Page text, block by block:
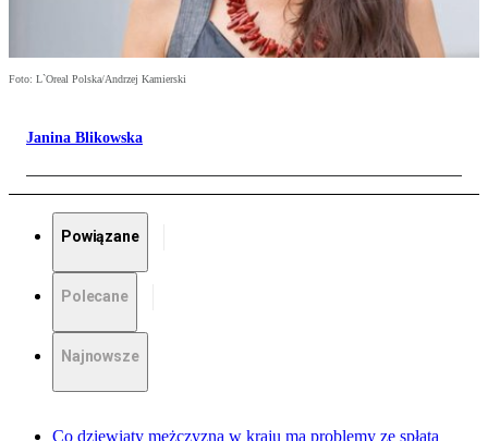
Foto: L`Oreal Polska/Andrzej Kamierski
Janina Blikowska
Powiązane
Polecane
Najnowsze
Co dziewiąty mężczyzna w kraju ma problemy ze spłatą